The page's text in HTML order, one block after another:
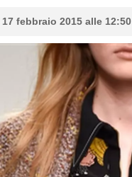
17 febbraio 2015 alle 12:50